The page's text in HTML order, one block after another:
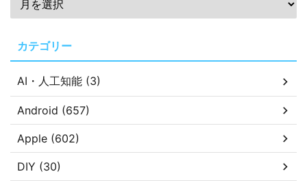
カテゴリー
AI・人工知能 (3)
Android (657)
Apple (602)
DIY (30)